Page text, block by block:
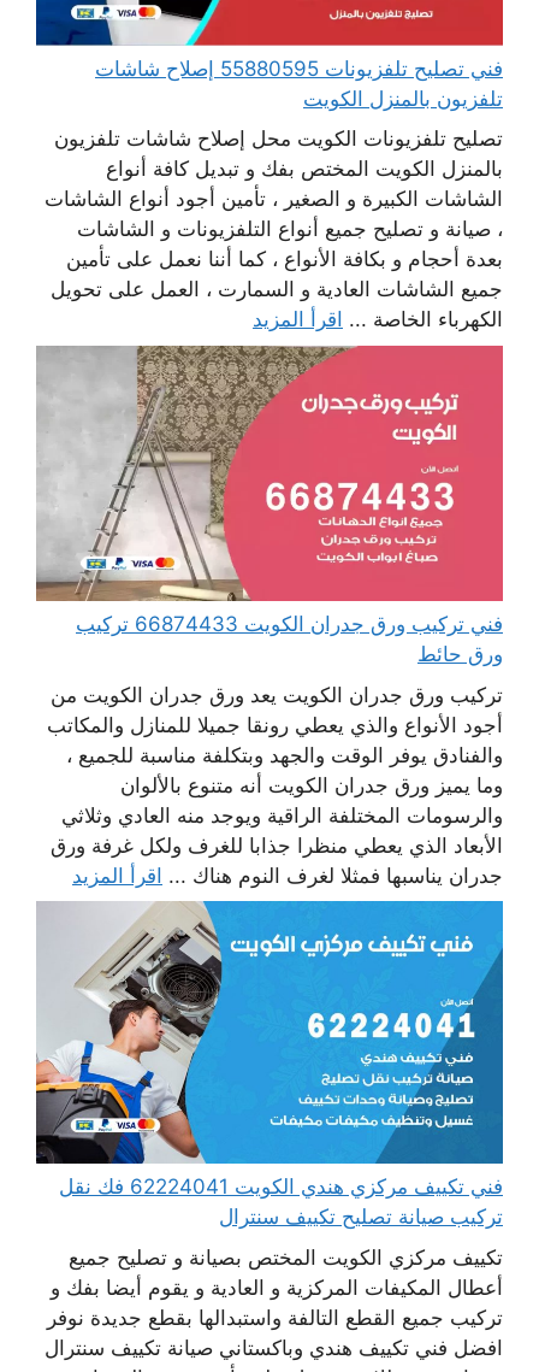
فني تصليح تلفزيونات 55880595 إصلاح شاشات
تلفزيون بالمنزل الكويت
تصليح تلفزيونات الكويت محل إصلاح شاشات تلفزيون
بالمنزل الكويت المختص بفك و تبديل كافة أنواع
الشاشات الكبيرة و الصغير ، تأمين أجود أنواع الشاشات
، صيانة و تصليح جميع أنواع التلفزيونات و الشاشات
بعدة أحجام و بكافة الأنواع ، كما أننا نعمل على تأمين
جميع الشاشات العادية و السمارت ، العمل على تحويل
الكهرباء الخاصة ... اقرأ المزيد
فني تركيب ورق جدران الكويت 66874433 تركيب
ورق حائط
تركيب ورق جدران الكويت يعد ورق جدران الكويت من
أجود الأنواع والذي يعطي رونقا جميلا للمنازل والمكاتب
والفنادق يوفر الوقت والجهد وبتكلفة مناسبة للجميع ،
وما يميز ورق جدران الكويت أنه متنوع بالألوان
والرسومات المختلفة الراقية ويوجد منه العادي وثلاثي
الأبعاد الذي يعطي منظرا جذابا للغرف ولكل غرفة ورق
جدران يناسبها فمثلا لغرف النوم هناك ... اقرأ المزيد
فني تكييف مركزي هندي الكويت 62224041 فك نقل
تركيب صيانة تصليح تكييف سنترال
تكييف مركزي الكويت المختص بصيانة و تصليح جميع
أعطال المكيفات المركزية و العادية و يقوم أيضا بفك و
تركيب جميع القطع التالفة واستبدالها بقطع جديدة نوفر
افضل فني تكييف هندي وباكستاني صيانة تكييف سنترال